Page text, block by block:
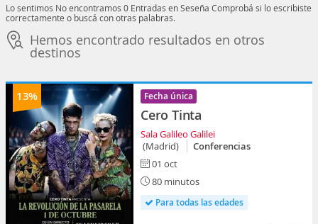
Lo sentimos No encontramos 0 Entradas en Seseña Comprobá si lo escribiste
correctamente o buscá con otras palabras.
Hemos encontrado resultados en otros
destinos
13% Fecha única
Cero Tinta
Sala Galileo Galilei
(Madrid)
Conferencias
01 oct
80 minutos
Para todas las edades